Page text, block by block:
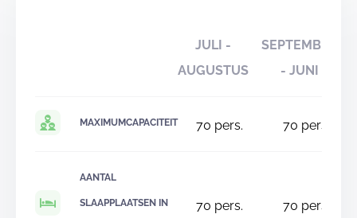
JULI -
AUGUSTUS
SEPTEMBER
- JUNI
MAXIMUMCAPACITEIT 70 pers. 70 pers.
AANTAL
SLAAPPLAATSEN IN 70 pers. 70 pers.